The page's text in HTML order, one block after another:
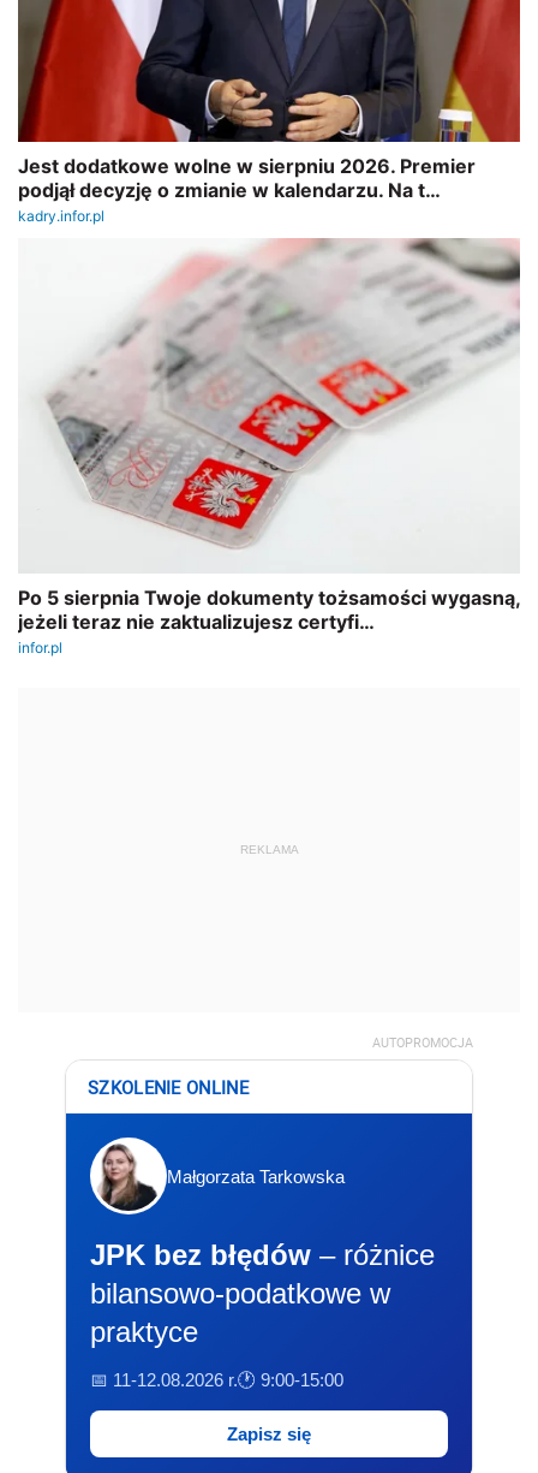
REKLAMA
AUTOPROMOCJA
SZKOLENIE ONLINE
Małgorzata Tarkowska
JPK bez błędów – różnice
bilansowo-podatkowe w
praktyce
📅 11-12.08.2026 r.🕐 9:00-15:00
Zapisz się